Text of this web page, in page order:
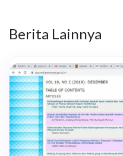
Berita Lainnya